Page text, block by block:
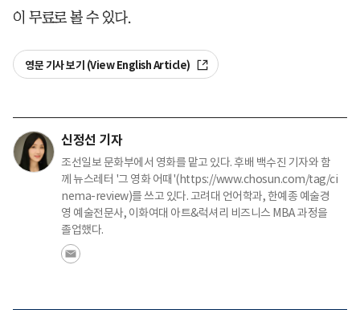
이 무료로 볼 수 있다.
영문 기사 보기 (View English Article)
신정선 기자
조선일보 문화부에서 영화를 맡고 있다. 후배 백수진 기자와 함
께 뉴스레터 '그 영화 어때'(https://www.chosun.com/tag/ci
nema-review)를 쓰고 있다. 고려대 언어학과, 한예종 예술경
영 예술전문사, 이화여대 아트&럭셔리 비즈니스 MBA 과정을
졸업했다.